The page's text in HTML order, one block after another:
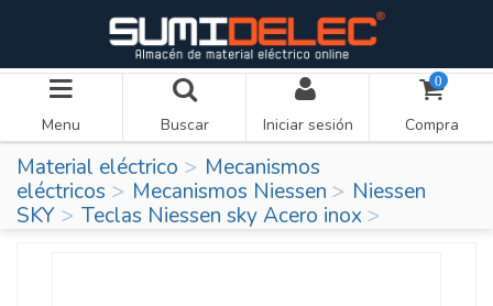
Menu Buscar Iniciar sesión
0
Compra
Material eléctrico
Mecanismos
eléctricos
Mecanismos Niessen
Niessen
SKY
Teclas Niessen sky Acero inox